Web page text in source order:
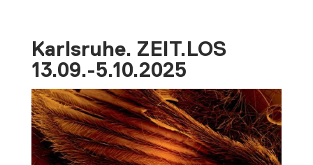
Karlsruhe. ZEIT.LOS
13.09.-5.10.2025